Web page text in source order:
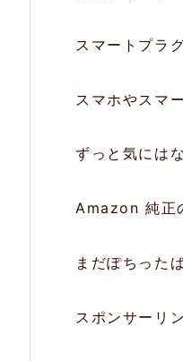
スマートプラグ
スマホやスマ
ずっと気には
Amazon 純正
まだぽちった
スポンサーリ